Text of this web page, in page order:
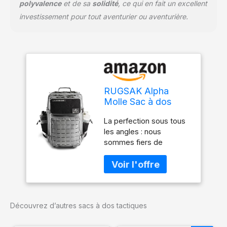
des produits de qualité
supérieure. Commandez
différence.
polyvalenceet de sa solidité, ce qui en fait un excellent
investissement pour tout aventurier ou aventurière.
RUGSAK Alpha
Molle Sac à dos
militaire/de voyage,
20 à 45 l, étanche et
extrêmement
robuste, pour
l'extérieur, le travail,
la randonnée, le
camping et la gym,
femme
La perfection sous tous
les angles : nous
sommes fiers de
près de 2 ans de
développement : Qualité
inégalée dans les
contribution à
Découvrez d’autres sacs à dos tactiques